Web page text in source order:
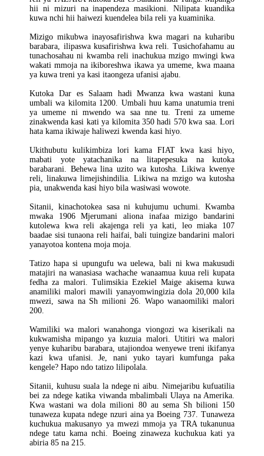
hii ni mizuri na inapendeza masikioni. Nilipata kuandika
kuwa nchi hii haiwezi kuendelea bila reli ya kuaminika.
Mizigo mikubwa inayosafirishwa kwa magari na kuharibu
barabara, ilipaswa kusafirishwa kwa reli. Tusichofahamu au
tunachosahau ni kwamba reli inachukua mzigo mwingi kwa
wakati mmoja na ikiboreshwa ikawa ya umeme, kwa maana
ya kuwa treni ya kasi itaongeza ufanisi ajabu.
Kutoka Dar es Salaam hadi Mwanza kwa wastani kuna
umbali wa kilomita 1200. Umbali huu kama unatumia treni
ya umeme ni mwendo wa saa nne tu. Treni za umeme
zinakwenda kasi kati ya kilomita 350 hadi 570 kwa saa. Lori
hata kama ikiwaje haliwezi kwenda kasi hiyo.
Ukithubutu kulikimbiza lori kama FIAT kwa kasi hiyo,
mabati yote yatachanika na litapepesuka na kutoka
barabarani. Behewa lina uzito wa kutosha. Likiwa kwenye
reli, linakuwa limejishindilia. Likiwa na mzigo wa kutosha
pia, unakwenda kasi hiyo bila wasiwasi wowote.
Sitanii, kinachotokea sasa ni kuhujumu uchumi. Kwamba
mwaka 1906 Mjerumani aliona inafaa mizigo bandarini
kutolewa kwa reli akajenga reli ya kati, leo miaka 107
baadae sisi tunaona reli haifai, bali tuingize bandarini malori
yanayotoa kontena moja moja.
Tatizo hapa si upungufu wa uelewa, bali ni kwa makusudi
matajiri na wanasiasa wachache wanaamua kuua reli kupata
fedha za malori. Tulimsikia Ezekiel Maige akisema kuwa
anamiliki malori mawili yanayomwingizia dola 20,000 kila
mwezi, sawa na Sh milioni 26. Wapo wanaomiliki malori
200.
Wamiliki wa malori wanahonga viongozi wa kiserikali na
kukwamisha mipango ya kuzuia malori. Utitiri wa malori
yenye kuharibu barabara, utajiondoa wenyewe treni ikifanya
kazi kwa ufanisi. Je, nani yuko tayari kumfunga paka
kengele? Hapo ndo tatizo lilipolala.
Sitanii, kuhusu suala la ndege ni aibu. Nimejaribu kufuatilia
bei za ndege katika viwanda mbalimbali Ulaya na Amerika.
Kwa wastani wa dola milioni 80 au sema Sh bilioni 150
tunaweza kupata ndege nzuri aina ya Boeing 737. Tunaweza
kuchukua makusanyo ya mwezi mmoja ya TRA tukanunua
ndege tatu kama nchi. Boeing zinaweza kuchukua kati ya
abiria 85 na 215.